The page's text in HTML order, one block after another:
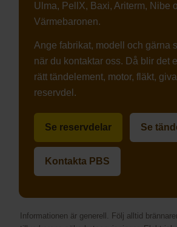
Ulma, PellX, Baxi, Ariterm, Nibe
Värmebaronen.
Ange fabrikat, modell och gärna
när du kontaktar oss. Då blir det
rätt tändelement, motor, fläkt,
reservdel.
Se reservdelar Se
Kontakta PBS
Informationen är generell. Följ alltid